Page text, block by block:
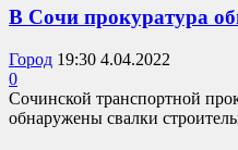
В Сочи прокуратура
Город 19:30 4.04.2022
0
Сочинской транспортной
обнаружены свалки